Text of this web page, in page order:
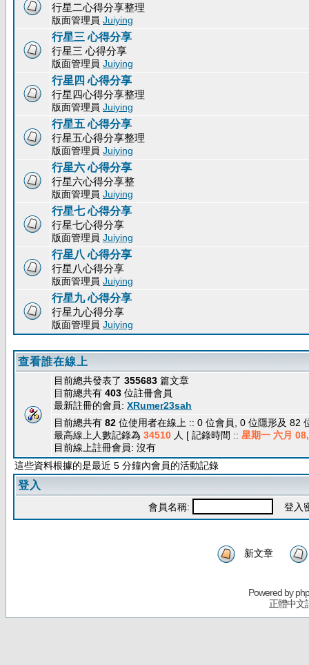
行星二心得分享整理
版面管理員 Juiying
行星三 心得分享
行星三 心得分享
版面管理員 Juiying
行星四 心得分享
行星四心得分享整理
版面管理員 Juiying
行星五 心得分享
行星五心得分享整理
版面管理員 Juiying
行星六 心得分享
行星六心得分享整
版面管理員 Juiying
行星七 心得分享
行星七心得分享
版面管理員 Juiying
行星八 心得分享
行星八心得分享
版面管理員 Juiying
行星九 心得分享
行星九心得分享
版面管理員 Juiying
查看誰在線上
目前總共發表了 355683 篇文章
目前總共有 403 位註冊會員
最新註冊的會員: XRumer23sah
目前總共有 82 位使用者在線上 :: 0 位會員, 0 位隱形及
最高線上人數記錄為 34510 人 [ 記錄時間 :: 星期一 六月
目前線上註冊會員: 沒有
這些資料根據的是最近 5 分鐘內會員的活動記錄
登入
會員名稱: 登入
新文章
Powered by
正體中文